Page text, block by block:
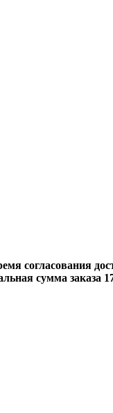
согласования
сумма заказа